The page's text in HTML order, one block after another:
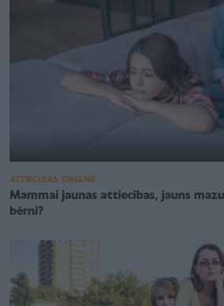
ATTIECĪBAS ĢIMENĒ
Mammai jaunas attiecības, jauns
bērni?